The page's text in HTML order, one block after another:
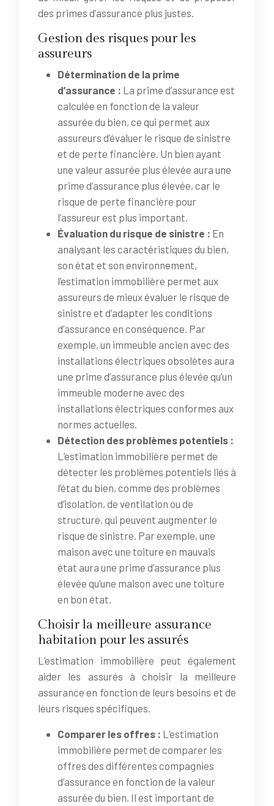
des primes d’assurance plus justes.
Gestion des risques pour les
assureurs
Détermination de la prime
d’assurance : La prime d’assurance est
calculée en fonction de la valeur
assurée du bien, ce qui permet aux
assureurs d’évaluer le risque de sinistre
et de perte financière. Un bien ayant
une valeur assurée plus élevée aura une
prime d’assurance plus élevée, car le
risque de perte financière pour
l’assureur est plus important.
Évaluation du risque de sinistre : En
analysant les caractéristiques du bien,
son état et son environnement,
l’estimation immobilière permet aux
assureurs de mieux évaluer le risque de
sinistre et d’adapter les conditions
d’assurance en conséquence. Par
exemple, un immeuble ancien avec des
installations électriques obsolètes aura
une prime d’assurance plus élevée qu’un
immeuble moderne avec des
installations électriques conformes aux
normes actuelles.
Détection des problèmes potentiels :
L’estimation immobilière permet de
détecter les problèmes potentiels liés à
l’état du bien, comme des problèmes
d’isolation, de ventilation ou de
structure, qui peuvent augmenter le
risque de sinistre. Par exemple, une
maison avec une toiture en mauvais
état aura une prime d’assurance plus
élevée qu’une maison avec une toiture
en bon état.
Choisir la meilleure assurance
habitation pour les assurés
L’estimation immobilière peut également
aider les assurés à choisir la meilleure
assurance en fonction de leurs besoins et de
leurs risques spécifiques.
Comparer les offres : L’estimation
immobilière permet de comparer les
offres des différentes compagnies
d’assurance en fonction de la valeur
assurée du bien. Il est important de